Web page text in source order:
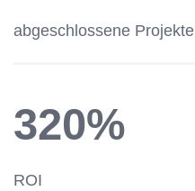
abgeschlossene Projekte
320%
ROI